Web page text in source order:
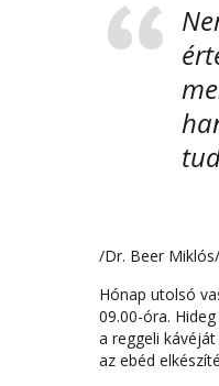
/Dr. Beer Miklós/
Hónap utolsó
09.00-óra.
a reggeli
az ebéd